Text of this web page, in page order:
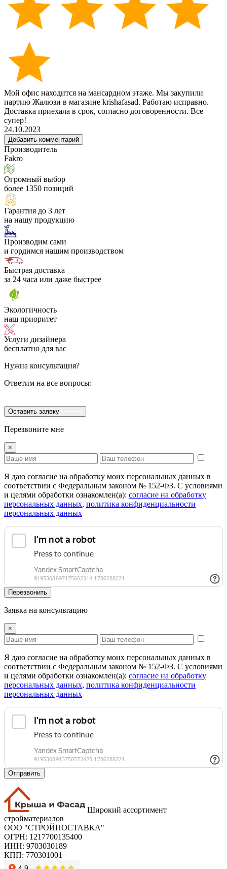
Мой офис находится на мансардном этаже. Мы закупили
партию Жалюзи в магазине krishafasad. Работаю исправно.
Доставка приехала в срок, согласно договоренности. Все
супер!
24.10.2023
Добавить комментарий
Производитель
Fakro
Огромный выбор
более 1350 позиций
Гарантия до 3 лет
на нашу продукцию
Производим сами
и гордимся нашим производством
Быстрая доставка
за 24 часа или даже быстрее
Экологичность
наш приоритет
Услуги дизайнера
бесплатно для вас
Нужна консультация?
Ответим на все вопросы:
Оставить заявку
Перезвоните мне
×
Я даю согласие на обработку моих персональных данных в
соответствии с Федеральным законом № 152-ФЗ. С условиями
и целями обработки ознакомлен(а): cогласие на обработку
персональных данных, политика конфиденциальности
персональных данных
Перезвонить
Заявка на консультацию
×
Я даю согласие на обработку моих персональных данных в
соответствии с Федеральным законом № 152-ФЗ. С условиями
и целями обработки ознакомлен(а): cогласие на обработку
персональных данных, политика конфиденциальности
персональных данных
Отправить
Широкий ассортимент
стройматериалов
ООО "СТРОЙПОСТАВКА"
ОГРН: 1217700135400
ИНН: 9703030189
КПП: 770301001